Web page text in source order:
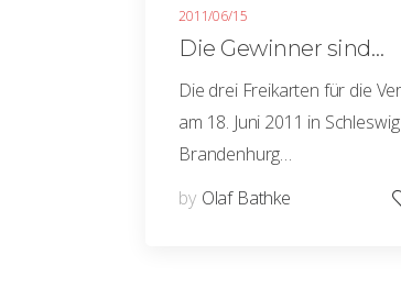
2011/06/15
Die Gewinner sind…
Die drei Freikarten für die
am 18. Juni 2011 in Schleswig
Brandenhurg…
by Olaf Bathke